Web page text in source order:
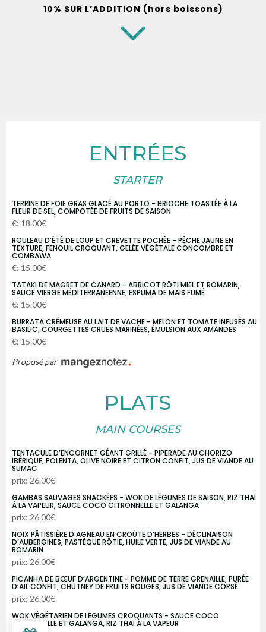
10% SUR L’ADDITION (hors boissons)
ENTRÉES
STARTER
TERRINE DE FOIE GRAS GLACÉ AU PORTO - BRIOCHE TOASTÉE À LA
FLEUR DE SEL, COMPOTÉE DE FRUITS DE SAISON
€: 18.00€
ROULEAU D’ÉTÉ DE LOUP ET CREVETTE POCHÉE - PÈCHE JAUNE EN
TEXTURE, FENOUIL CROQUANT, GELÉE VÉGÉTALE CONCOMBRE ET
COMBAWA
€: 15.00€
TATAKI DE MAGRET DE CANARD - ABRICOT RÔTI MIEL ET ROMARIN,
SAUCE VIERGE MÉDITERRANÉENNE, ESPUMA DE MAÏS FUMÉ
€: 15.00€
BURRATA CRÉMEUSE AU LAIT DE VACHE - MELON ET TOMATE INFUSÉS AU
BASILIC, COURGETTES CRUES MARINÉES, ÉMULSION AUX AMANDES
€: 15.00€
Proposé par
PLATS
MAIN COURSES
TENTACULE D’ENCORNET GÉANT GRILLÉ - PIPERADE AU CHORIZO
IBÉRIQUE, POLENTA, OLIVE NOIRE ET CITRON CONFIT, JUS DE VIANDE AU
SUMAC
prix: 26.00€
GAMBAS SAUVAGES SNACKÉES - WOK DE LÉGUMES DE SAISON, RIZ THAÏ
À LA VAPEUR, SAUCE COCO CITRONNELLE ET GALANGA
prix: 26.00€
NOIX PÂTISSIÈRE D’AGNEAU EN CROÛTE D’HERBES - DÉCLINAISON
D’AUBERGINES, PASTÈQUE RÔTIE, HUILE VERTE, JUS DE VIANDE AU
ROMARIN
prix: 26.00€
PICANHA DE BŒUF D’ARGENTINE - POMME DE TERRE GRENAILLE, PURÉE
D’AIL CONFIT, CHUTNEY DE FRUITS ROUGES, JUS DE VIANDE CORSÉ
prix: 26.00€
WOK VÉGÉTARIEN DE LÉGUMES CROQUANTS - SAUCE COCO
CITRONNELLE ET GALANGA, RIZ THAÏ À LA VAPEUR